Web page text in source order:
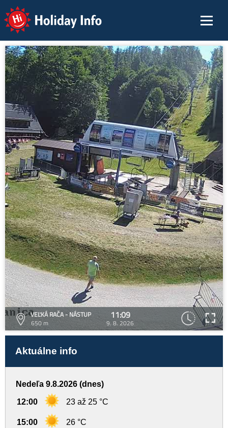
Holiday Info
VEĽKÁ RAČA - NÁSTUP
650 m
11:09
9. 8. 2026
Aktuálne info
Nedeľa 9.8.2026 (dnes)
12:00 23 až 25 °C
15:00 26 °C